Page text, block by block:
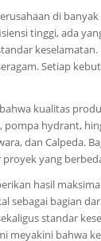
di
tinggi, ada
keselamatan.
Setiap
kualitas
hydrant,
dan Calpeda.
yang
hasil
sebagai bagian
standar
meyakini bahwa